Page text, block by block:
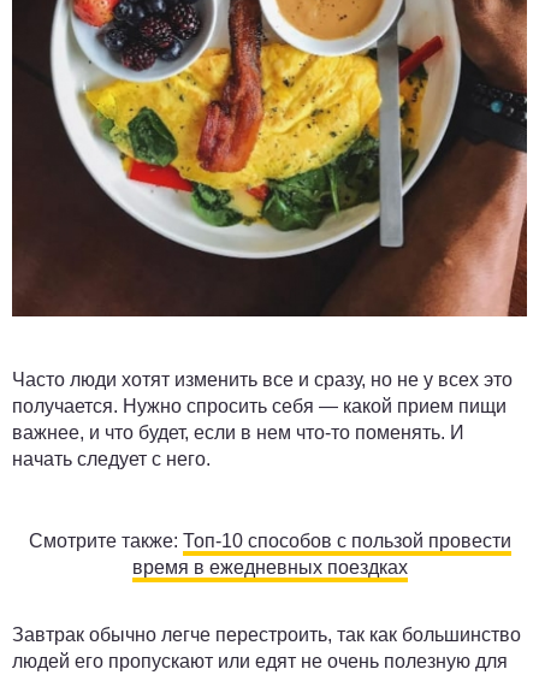
Часто люди хотят изменить все и сразу, но не у всех это
получается. Нужно спросить себя — какой прием пищи
важнее, и что будет, если в нем что-то поменять. И
начать следует с него.
Смотрите также: Топ-10 способов с пользой провести
время в ежедневных поездках
Завтрак обычно легче перестроить, так как большинство
людей его пропускают или едят не очень полезную для